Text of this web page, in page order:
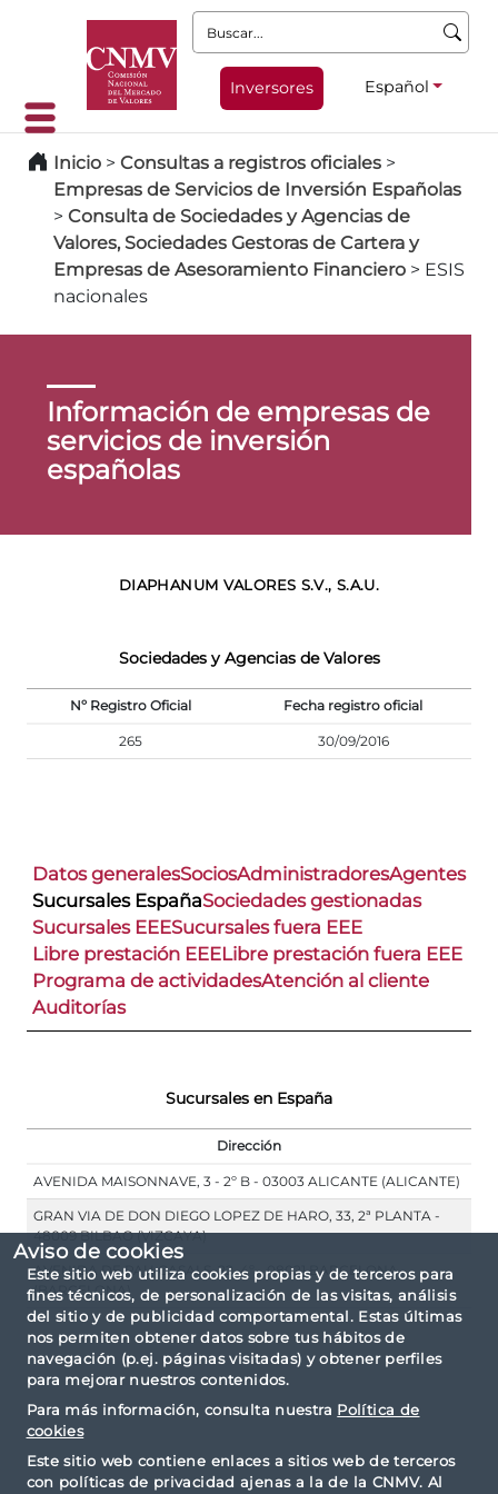
Aviso de cookies
Este sitio web utiliza cookies propias y de terceros para
fines técnicos, de personalización de las visitas, análisis
del sitio y de publicidad comportamental. Estas últimas
nos permiten obtener datos sobre tus hábitos de
navegación (p.ej. páginas visitadas) y obtener perfiles
para mejorar nuestros contenidos.
Para más información, consulta nuestra Política de
cookies
Este sitio web contiene enlaces a sitios web de terceros
con políticas de privacidad ajenas a la de la CNMV. Al
Buscar:
Inversores Español
Inicio > Consultas a registros oficiales >
Empresas de Servicios de Inversión Españolas
> Consulta de Sociedades y Agencias de
Valores, Sociedades Gestoras de Cartera y
Empresas de Asesoramiento Financiero > ESIS
nacionales
Información de empresas de
servicios de inversión
españolas
DIAPHANUM VALORES S.V., S.A.U.
Sociedades y Agencias de Valores
Nº Registro Oficial Fecha registro oficial
265 30/09/2016
Datos generalesSociosAdministradoresAgentes
Sucursales EspañaSociedades gestionadas
Sucursales EEESucursales fuera EEE
Libre prestación EEELibre prestación fuera EEE
Programa de actividadesAtención al cliente
Auditorías
Sucursales en España
Dirección
AVENIDA MAISONNAVE, 3 - 2º B - 03003 ALICANTE (ALICANTE)
GRAN VIA DE DON DIEGO LOPEZ DE HARO, 33, 2ª PLANTA -
48009 BILBAO (VIZCAYA)
AVENIDA DE PAU CASALS. 22, 4º - 08021 BARCELONA
(BARCELONA)